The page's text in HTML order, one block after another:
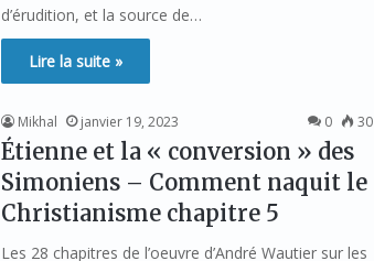
d’érudition, et la source de…
Lire la suite »
Mikhal janvier 19, 2023 0 30
Étienne et la « conversion » des
Simoniens – Comment naquit le
Christianisme chapitre 5
Les 28 chapitres de l’oeuvre d’André Wautier sur les